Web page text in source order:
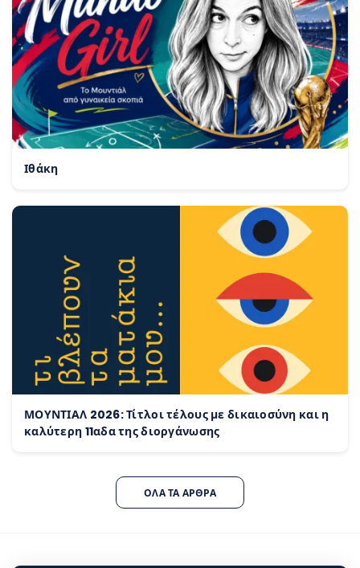
Ιθάκη
ΜΟΥΝΤΙΑΛ 2026: Τίτλοι τέλους με δικαιοσύνη και η
καλύτερη 11αδα της διοργάνωσης
ΌΛΑ ΤΑ ΆΡΘΡΑ